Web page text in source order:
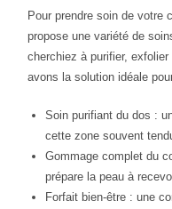
Pour prendre soin de votre
propose une variété de
cherchiez à purifier,
avons la solution idéale
Soin purifiant du dos :
cette zone souvent
Gommage complet du
prépare la peau à
Forfait bien-être : une